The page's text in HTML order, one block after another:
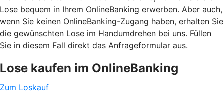
Lose bequem in Ihrem OnlineBanking erwerben. Aber auch,
wenn Sie keinen OnlineBanking-Zugang haben, erhalten Sie
die gewünschten Lose im Handumdrehen bei uns. Füllen
Sie in diesem Fall direkt das Anfrageformular aus.
Lose kaufen im OnlineBanking
Zum Loskauf